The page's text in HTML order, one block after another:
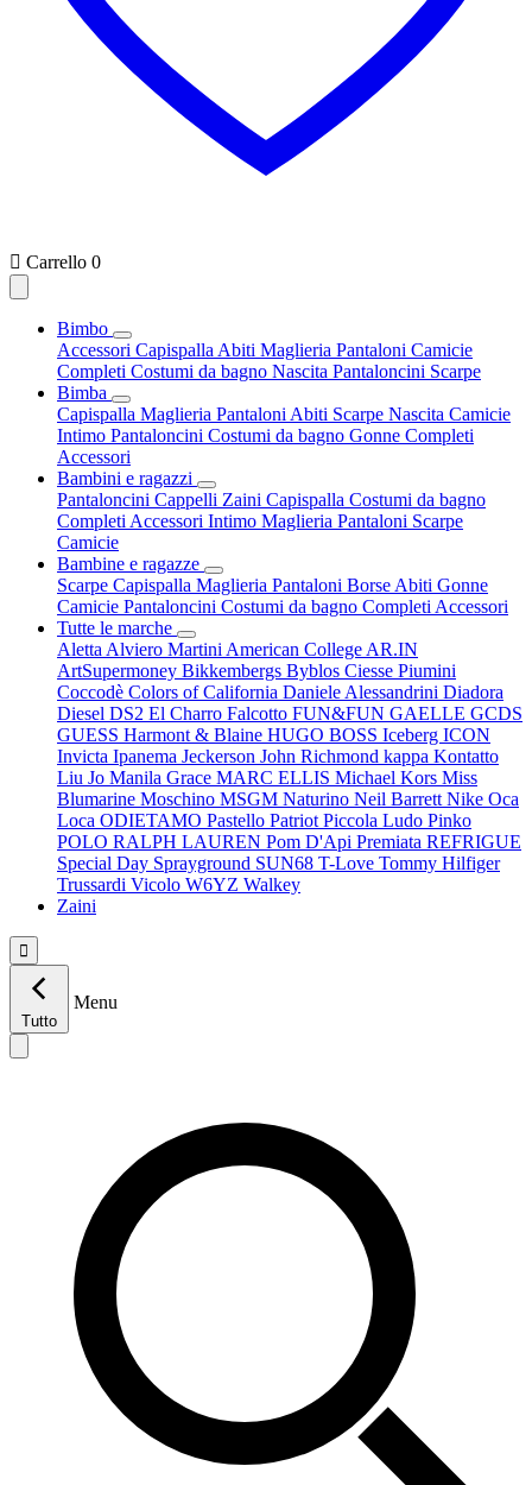
 Carrello 0
Bimbo
Accessori Capispalla Abiti Maglieria Pantaloni Camicie
Completi Costumi da bagno Nascita Pantaloncini Scarpe
Bimba
Capispalla Maglieria Pantaloni Abiti Scarpe Nascita Camicie
Intimo Pantaloncini Costumi da bagno Gonne Completi
Accessori
Bambini e ragazzi
Pantaloncini Cappelli Zaini Capispalla Costumi da bagno
Completi Accessori Intimo Maglieria Pantaloni Scarpe
Camicie
Bambine e ragazze
Scarpe Capispalla Maglieria Pantaloni Borse Abiti Gonne
Camicie Pantaloncini Costumi da bagno Completi Accessori
Tutte le marche
Aletta Alviero Martini American College AR.IN
ArtSupermoney Bikkembergs Byblos Ciesse Piumini
Coccodè Colors of California Daniele Alessandrini Diadora
Diesel DS2 El Charro Falcotto FUN&FUN GAELLE GCDS
GUESS Harmont & Blaine HUGO BOSS Iceberg ICON
Invicta Ipanema Jeckerson John Richmond kappa Kontatto
Liu Jo Manila Grace MARC ELLIS Michael Kors Miss
Blumarine Moschino MSGM Naturino Neil Barrett Nike Oca
Loca ODIETAMO Pastello Patriot Piccola Ludo Pinko
POLO RALPH LAUREN Pom D'Api Premiata REFRIGUE
Special Day Sprayground SUN68 T-Love Tommy Hilfiger
Trussardi Vicolo W6YZ Walkey
Zaini

Tutto
Menu